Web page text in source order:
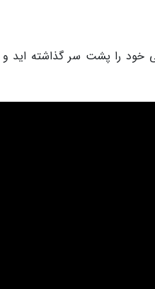
خود را پشت سر گذاشته اید و